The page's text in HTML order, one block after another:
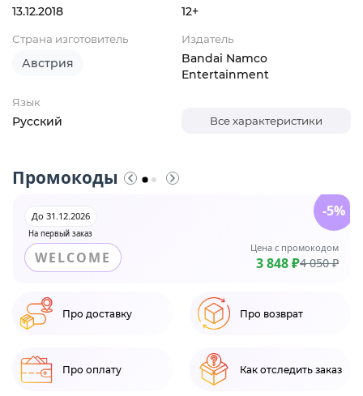
13.12.2018 12+
Страна изготовитель
Австрия
Издатель
Bandai Namco
Entertainment
Язык
Русский Все характеристики
Промокоды
На первый заказ
До 31.12.2026
WELCOME
Цена с промокодом
3 848 ₽4 050 ₽
-5%
Про доставку Про возврат
Про оплату Как отследить заказ